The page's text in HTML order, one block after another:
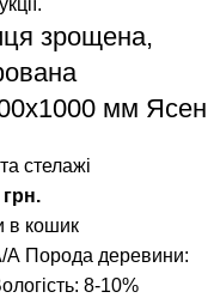
зрощена,
мм Ясен
стелажі
грн.
в кошик
А Порода деревини:
8-10%